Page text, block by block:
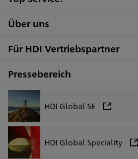
Über uns
Für HDI Vertriebspartner
Pressebereich
HDI Global SE
HDI Global Speciality